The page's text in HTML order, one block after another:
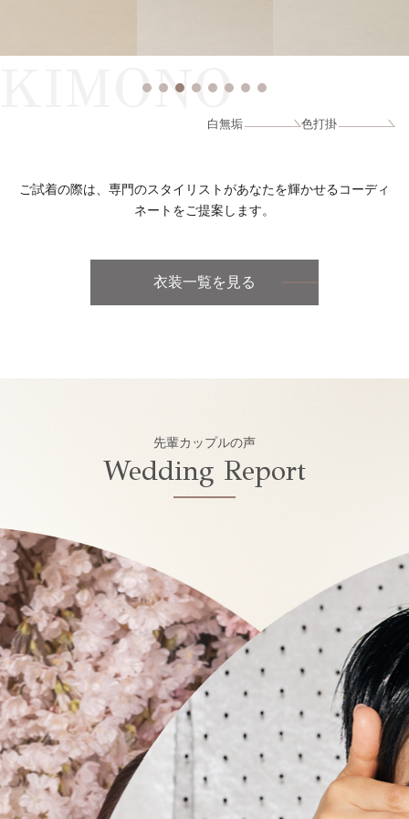
KIMONO
白無垢 色打掛
ご試着の際は、専門のスタイリストがあなたを輝かせるコーディ
ネートをご提案します。
衣装一覧を見る
先輩カップルの声
Wedding Report